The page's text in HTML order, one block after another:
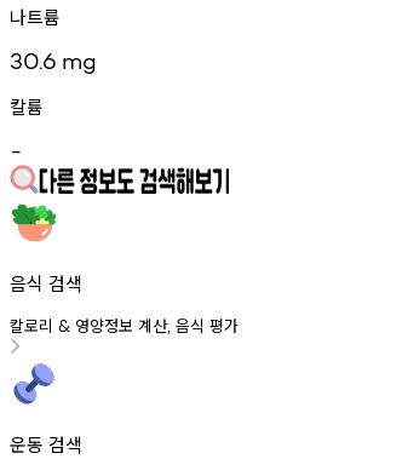
나트륨
30.6 mg
칼륨
-
음식 검색
칼로리 & 영양정보 계산, 음식 평가
운동 검색